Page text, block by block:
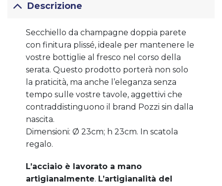
Descrizione
Secchiello da champagne doppia parete
con finitura plissé, ideale per mantenere le
vostre bottiglie al fresco nel corso della
serata. Questo prodotto porterà non solo
la praticità, ma anche l’eleganza senza
tempo sulle vostre tavole, aggettivi che
contraddistinguono il brand Pozzi sin dalla
nascita.
Dimensioni: Ø 23cm; h 23cm. In scatola
regalo.
L’acciaio è lavorato a mano
artigianalmente. L’artigianalità del